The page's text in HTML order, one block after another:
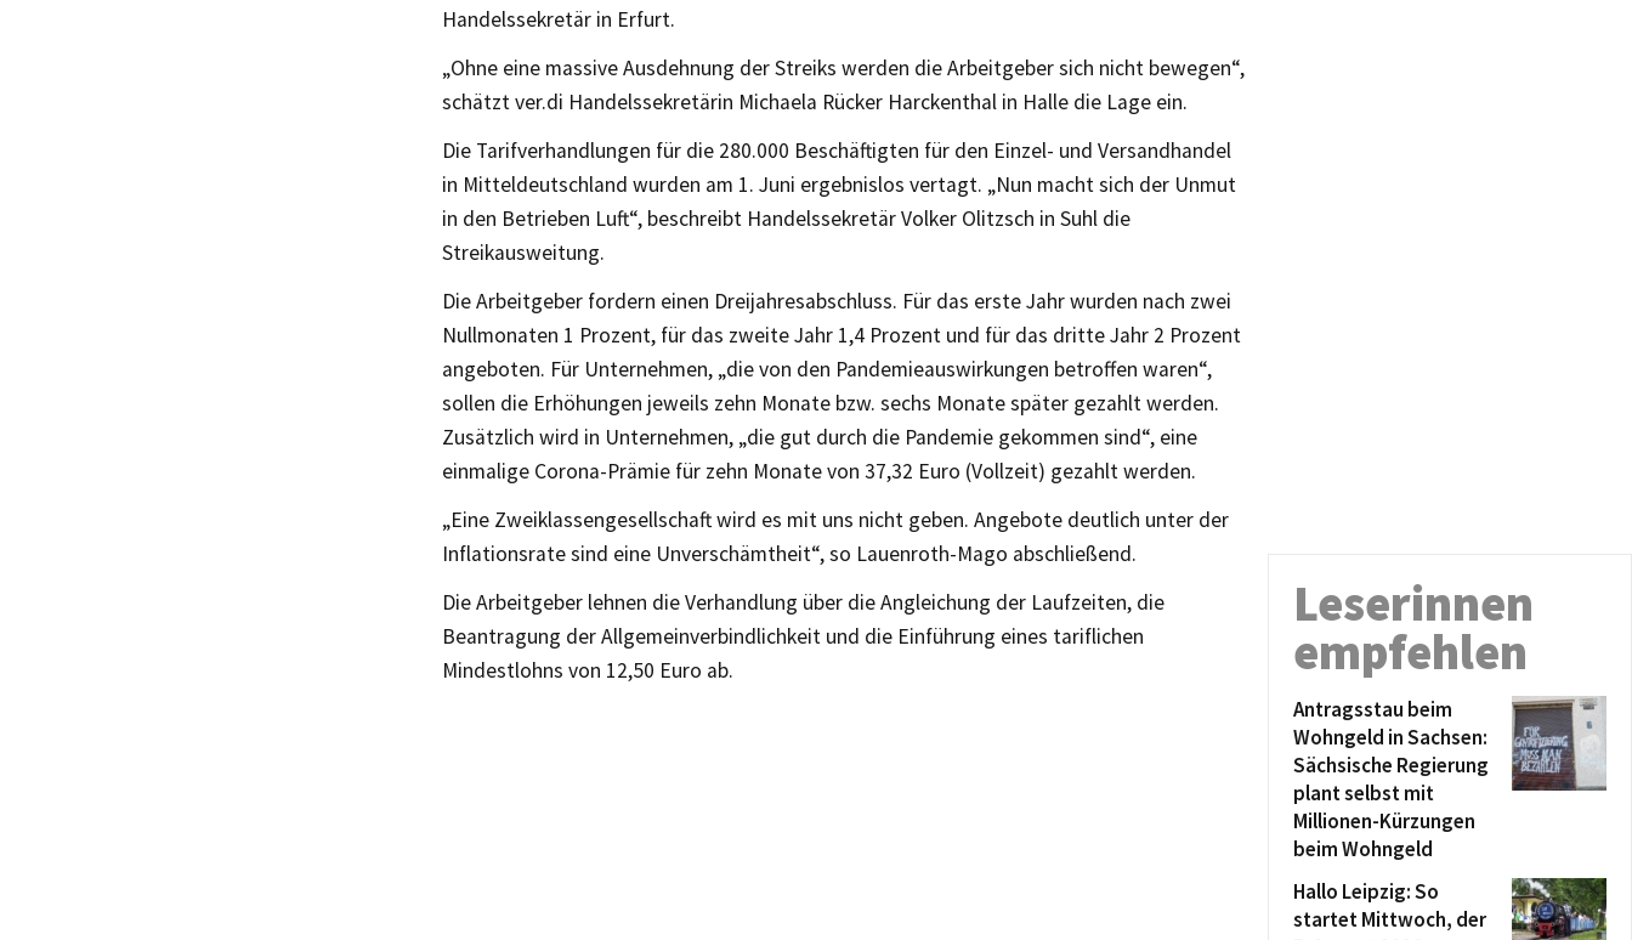
Handelssekretär in Erfurt.
„Ohne eine massive Ausdehnung der Streiks werden die Arbeitgeber sich nicht bewegen“,
schätzt ver.di Handelssekretärin Michaela Rücker Harckenthal in Halle die Lage ein.
Die Tarifverhandlungen für die 280.000 Beschäftigten für den Einzel- und Versandhandel
in Mitteldeutschland wurden am 1. Juni ergebnislos vertagt. „Nun macht sich der Unmut
in den Betrieben Luft“, beschreibt Handelssekretär Volker Olitzsch in Suhl die
Streikausweitung.
Die Arbeitgeber fordern einen Dreijahresabschluss. Für das erste Jahr wurden nach zwei
Nullmonaten 1 Prozent, für das zweite Jahr 1,4 Prozent und für das dritte Jahr 2 Prozent
angeboten. Für Unternehmen, „die von den Pandemieauswirkungen betroffen waren“,
sollen die Erhöhungen jeweils zehn Monate bzw. sechs Monate später gezahlt werden.
Zusätzlich wird in Unternehmen, „die gut durch die Pandemie gekommen sind“, eine
einmalige Corona-Prämie für zehn Monate von 37,32 Euro (Vollzeit) gezahlt werden.
„Eine Zweiklassengesellschaft wird es mit uns nicht geben. Angebote deutlich unter der
Inflationsrate sind eine Unverschämtheit“, so Lauenroth-Mago abschließend.
Die Arbeitgeber lehnen die Verhandlung über die Angleichung der Laufzeiten, die
Beantragung der Allgemeinverbindlichkeit und die Einführung eines tariflichen
Mindestlohns von 12,50 Euro ab.
Leserinnen
empfehlen
Antragsstau beim
Wohngeld in Sachsen:
Sächsische Regierung
plant selbst mit
Millionen-Kürzungen
beim Wohngeld
Hallo Leipzig: So
startet Mittwoch, der